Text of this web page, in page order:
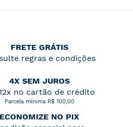
FRETE GRÁTIS
regras e condições
4X SEM JUROS
no cartão de crédito
Parcela mínima R$ 100,00
ECONOMIZE NO PIX